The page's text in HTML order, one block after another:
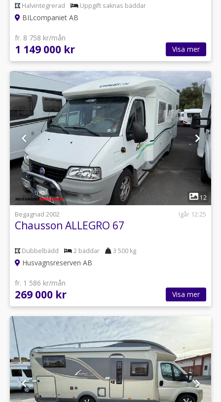
Halvintegrerad Uppgift saknas bäddar
BILcompaniet AB
fr. 8 758 kr/mån
1 149 000 kr Visa mer
1
12
Begagnad 2002
Igår 12:25
Chausson ALLEGRO 67
Dubbelbädd 2 bäddar 3 500 kg
Husvagnsreserven AB
fr. 1 586 kr/mån
269 000 kr Visa mer